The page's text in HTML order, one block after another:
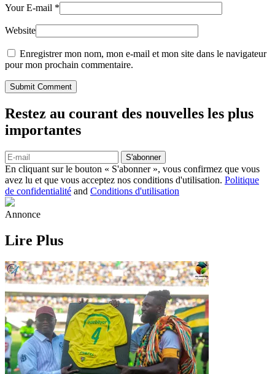
Your E-mail *
Website
Enregistrer mon nom, mon e-mail et mon site dans le navigateur
pour mon prochain commentaire.
Submit Comment
Restez au courant des nouvelles les plus
importantes
S'abonner
En cliquant sur le bouton « S'abonner », vous confirmez que vous
avez lu et que vous acceptez nos conditions d'utilisation. Politique
de confidentialité and Conditions d'utilisation
Annonce
Lire Plus